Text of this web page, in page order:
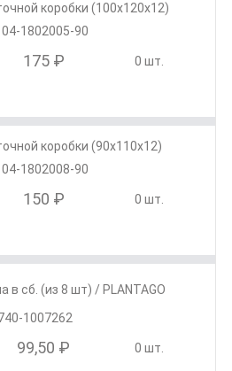
коробки (100х120х12)
1802005-90
175 ₽ 0 шт.
коробки (90х110х12)
1802008-90
150 ₽ 0 шт.
в сб. (из 8 шт) / PLANTAGO
1007262
99,50 ₽ 0 шт.